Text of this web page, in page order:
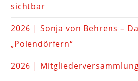
sichtbar
2026 | Sonja von Behrens –
„Polendörfern“
2026 |